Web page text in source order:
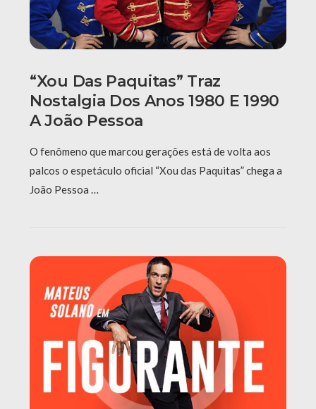
“Xou Das Paquitas” Traz
Nostalgia Dos Anos 1980 E 1990
A João Pessoa
O fenômeno que marcou gerações está de volta aos
palcos o espetáculo oficial “Xou das Paquitas” chega a
João Pessoa …